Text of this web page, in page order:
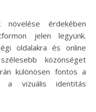
növelése érdekében
jelen legyünk.
oldalakra és online
közönséget
különösen fontos a
a vizuális identitás